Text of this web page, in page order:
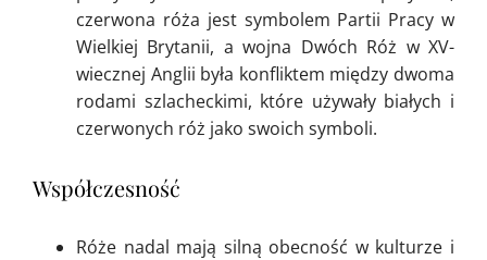
czerwona róża jest symbolem Partii Pracy w
Wielkiej Brytanii, a wojna Dwóch Róż w XV-
wiecznej Anglii była konfliktem między dwoma
rodami szlacheckimi, które używały białych i
czerwonych róż jako swoich symboli.
Współczesność
Róże nadal mają silną obecność w kulturze i